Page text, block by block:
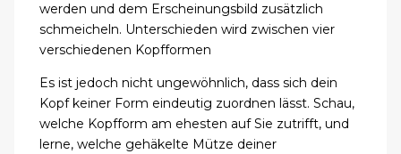
werden und dem Erscheinungsbild zusätzlich
schmeicheln. Unterschieden wird zwischen vier
verschiedenen Kopfformen
Es ist jedoch nicht ungewöhnlich, dass sich dein
Kopf keiner Form eindeutig zuordnen lässt. Schau,
welche Kopfform am ehesten auf Sie zutrifft, und
lerne, welche gehäkelte Mütze deiner